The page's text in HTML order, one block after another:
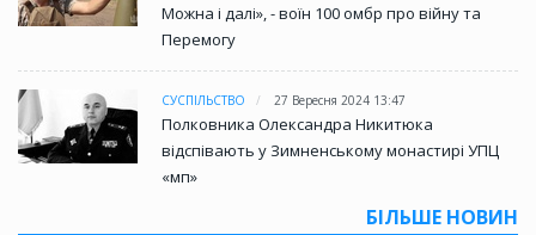
Можна і далі», - воїн 100 омбр про війну та
Перемогу
СУСПІЛЬСТВО 27 Вересня 2024 13:47
Полковника Олександра Никитюка
відспівають у Зимненському монастирі УПЦ
«мп»
БІЛЬШЕ НОВИН